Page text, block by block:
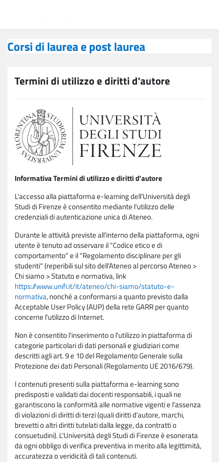
Corsi di laurea e post laurea
Termini di utilizzo e diritti d'autore
Informativa Termini di utilizzo e diritti d'autore
L'accesso alla piattaforma e-learning dell'Università degli
Studi di Firenze è consentito mediante l'utilizzo delle
credenziali di autenticazione unica di Ateneo.
Durante le attività previste all'interno della piattaforma, ogni
utente è tenuto ad osservare il "Codice etico e di
comportamento" e il "Regolamento disciplinare per gli
studenti" (reperibili sul sito dell'Ateneo al percorso Ateneo >
Chi siamo > Statuto e normativa, link
https://www.unifi.it/it/ateneo/chi-siamo/statuto-e-
normativa, nonché a conformarsi a quanto previsto dalla
Acceptable User Policy (AUP) della rete GARR per quanto
concerne l'utilizzo di Internet.
Non è consentito l'inserimento o l'utilizzo in piattaforma di
categorie particolari di dati personali e giudiziari come
descritti agli art. 9 e 10 del Regolamento Generale sulla
Protezione dei dati Personali (Regolamento UE 2016/679).
I contenuti presenti sulla piattaforma e-learning sono
predisposti e validati dai docenti responsabili, i quali ne
garantiscono la conformità alle normative vigenti e l'assenza
di violazioni di diritti di terzi (quali diritti d'autore, marchi,
brevetti o altri diritti tutelati dalla legge, da contratti o
consuetudini). L'Università degli Studi di Firenze è esonerata
da ogni obbligo di verifica preventiva in merito alla legittimità,
accuratezza o veridicità di tali contenuti.